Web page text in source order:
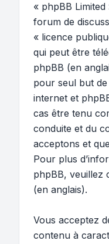
« phpBB
forum de
« licence
qui peut être
phpBB (en
pour seul but
internet et
cas être tenu
conduite et du
acceptons et
Pour plus
phpBB, veuillez
(en anglais).
Vous acceptez
contenu à